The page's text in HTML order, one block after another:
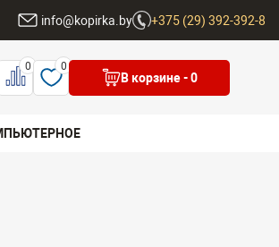
info@kopirka.by +375 (29) 392-392-8
0 0
В корзине- 0